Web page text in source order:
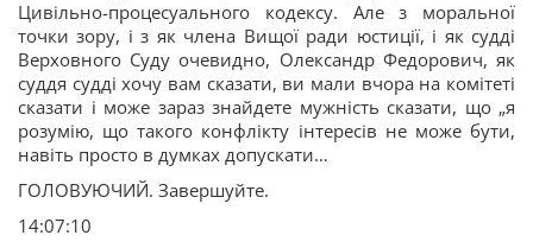
Цивільно-процесуального кодексу. Але з моральної
точки зору, і з як члена Вищої ради юстиції, і як судді
Верховного Суду очевидно, Олександр Федорович, як
суддя судді хочу вам сказати, ви мали вчора на комітеті
сказати і може зараз знайдете мужність сказати, що „я
розумію, що такого конфлікту інтересів не може бути,
навіть просто в думках допускати…
ГОЛОВУЮЧИЙ. Завершуйте.
14:07:10